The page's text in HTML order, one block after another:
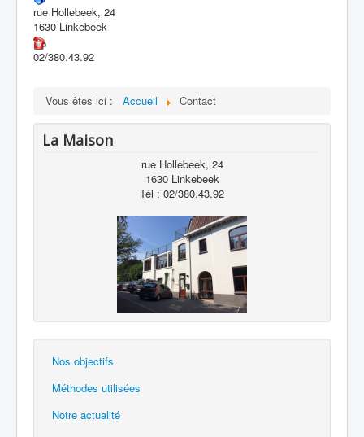
Faire un don
rue Hollebeek, 24
1630 Linkebeek
02/380.43.92
Vous êtes ici : Accueil Contact
La Maison
rue Hollebeek, 24
1630 Linkebeek
Tél : 02/380.43.92
Nos objectifs
Méthodes utilisées
Notre actualité